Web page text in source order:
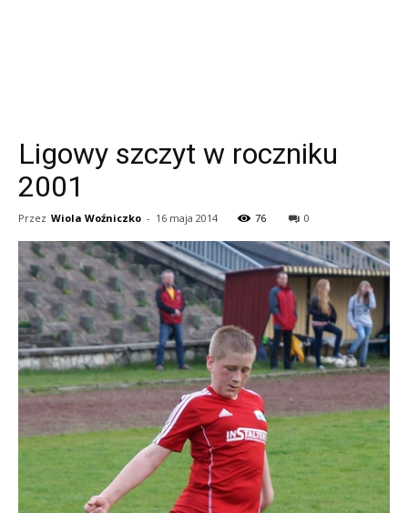
Ligowy szczyt w roczniku
2001
Przez Wiola Woźniczko - 16 maja 2014 76 0